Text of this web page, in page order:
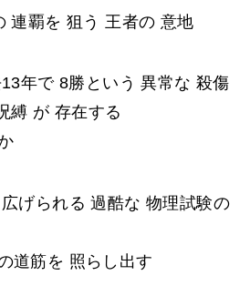
連覇を 狙う 王者の 意地
年で 8勝という 異常な 殺傷
縛 が 存在する
げられる 過酷な 物理試験の
道筋を 照らし出す